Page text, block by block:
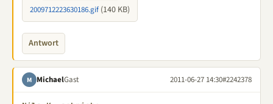
2009712223630186.gif (140 KB)
Antwort
M MichaelGast 2011-06-27 14:30#2242378